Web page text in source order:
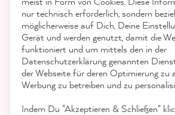
Auszeichnungen
Social Media
nur technisch erforderlich, sondern
möglicherweise auf Dich, Deine
Gerät und werden genutzt, damit die
funktioniert und um mittels den in der
Datenschutzerklärung genannten
der Webseite für deren Optimierung zu
Werbung zu betreiben und zu
Indem Du "Akzeptieren & Schließen"
Anonym
Verifizierter Kunde
Die Fliesenfarbe ist top!
Hilfreich? Ja Teilen
Twitter